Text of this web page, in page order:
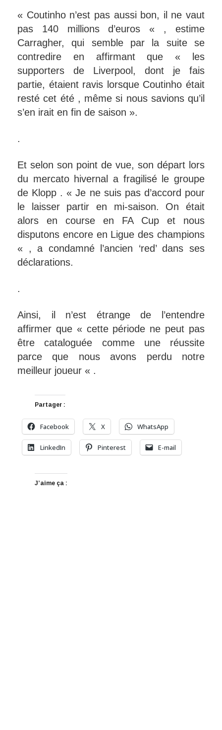
« Coutinho n’est pas aussi bon, il ne vaut
pas 140 millions d’euros « , estime
Carragher, qui semble par la suite se
contredire en affirmant que « les
supporters de Liverpool, dont je fais
partie, étaient ravis lorsque Coutinho était
resté cet été , même si nous savions qu’il
s’en irait en fin de saison ».
.
Et selon son point de vue, son départ lors
du mercato hivernal a fragilisé le groupe
de Klopp . « Je ne suis pas d’accord pour
le laisser partir en mi-saison. On était
alors en course en FA Cup et nous
disputons encore en Ligue des champions
« , a condamné l’ancien ‘red’ dans ses
déclarations.
.
Ainsi, il n’est étrange de l’entendre
affirmer que « cette période ne peut pas
être cataloguée comme une réussite
parce que nous avons perdu notre
meilleur joueur « .
Partager :
Facebook X WhatsApp
LinkedIn Pinterest E-mail
J’aime ça :